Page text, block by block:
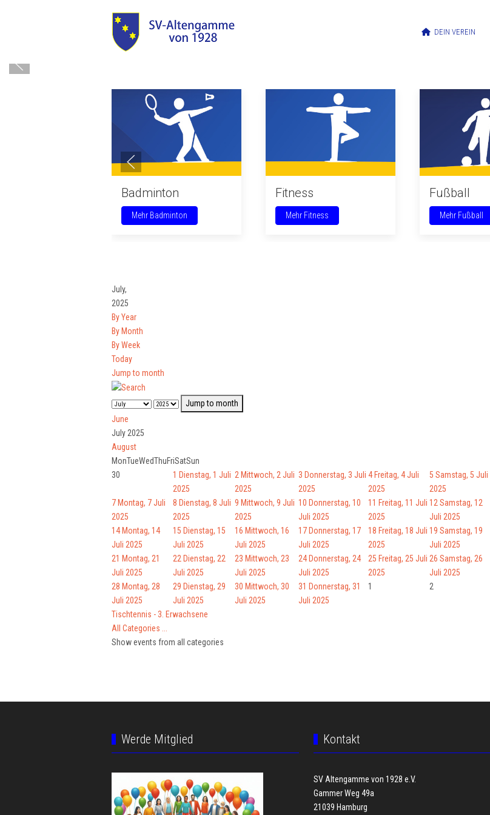
DEIN VEREIN
Badminton
Mehr Badminton
Fitness
Mehr Fitness
Fußball
Mehr Fußball
July,
2025
By Year
By Month
By Week
Today
Jump to month
Jump to month
June
July 2025
August
MonTueWedThuFriSatSun
30
1 Dienstag, 1 Juli
2025
2 Mittwoch, 2 Juli
2025
3 Donnerstag, 3 Juli
2025
4 Freitag, 4 Juli
2025
5 Samstag, 5 Juli
2025
7 Montag, 7 Juli
2025
8 Dienstag, 8 Juli
2025
9 Mittwoch, 9 Juli
2025
10 Donnerstag, 10
Juli 2025
11 Freitag, 11 Juli
2025
12 Samstag, 12
Juli 2025
14 Montag, 14
Juli 2025
15 Dienstag, 15
Juli 2025
16 Mittwoch, 16
Juli 2025
17 Donnerstag, 17
Juli 2025
18 Freitag, 18 Juli
2025
19 Samstag, 19
Juli 2025
21 Montag, 21
Juli 2025
22 Dienstag, 22
Juli 2025
23 Mittwoch, 23
Juli 2025
24 Donnerstag, 24
Juli 2025
25 Freitag, 25 Juli
2025
26 Samstag, 26
Juli 2025
28 Montag, 28
Juli 2025
29 Dienstag, 29
Juli 2025
30 Mittwoch, 30
Juli 2025
31 Donnerstag, 31
Juli 2025
1 2
Tischtennis - 3. Erwachsene
All Categories ...
Show events from all categories
Werde Mitglied Kontakt
SV Altengamme von 1928 e.V.
Gammer Weg 49a
21039 Hamburg